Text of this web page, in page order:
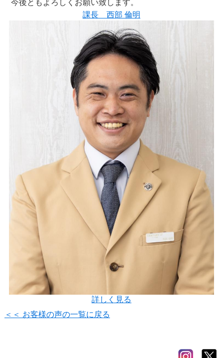
今後ともよろしくお願い致します。
課長 西部 倫明
詳しく見る
＜＜ お客様の声の一覧に戻る